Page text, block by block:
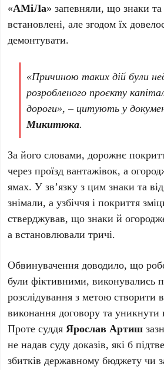
«АМіЛа» запевняли, що знаки та
встановлені, але згодом їх
демонтувати.
«Причиною таких дій були
розробленого проєкту
дороги», – цитують у
Микитюка.
За його словами, дорожнє
через проїзд вантажівок, а
ямах. У зв’язку з цим знаки та
знімали, а узбіччя і покриття
стверджував, що знаки й
а встановлювали тричі.
Обвинувачення доводило, що
були фіктивними, виконувались
розслідування з метою створити
виконання договору та уникнути
Проте суддяЯрослав Артиш
не надав суду доказів, які б
збитків державному бюджету чи